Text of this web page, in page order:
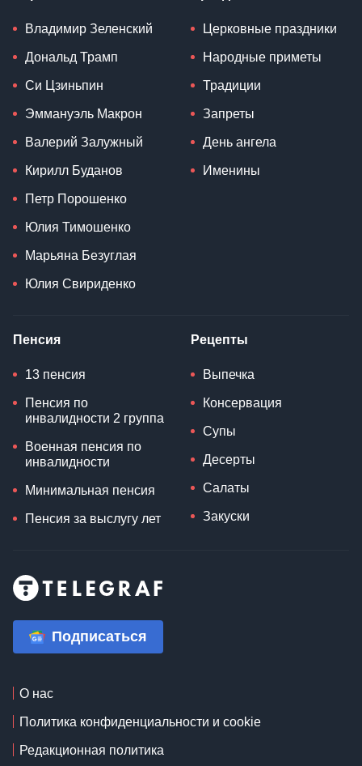
Владимир Зеленский
Дональд Трамп
Си Цзиньпин
Эммануэль Макрон
Валерий Залужный
Кирилл Буданов
Петр Порошенко
Юлия Тимошенко
Марьяна Безуглая
Юлия Свириденко
Церковные праздники
Народные приметы
Традиции
Запреты
День ангела
Именины
Пенсия
13 пенсия
Пенсия по
инвалидности 2 группа
Военная пенсия по
инвалидности
Минимальная пенсия
Пенсия за выслугу лет
Рецепты
Выпечка
Консервация
Супы
Десерты
Салаты
Закуски
Подписаться
О нас
Политика конфиденциальности и cookie
Редакционная политика